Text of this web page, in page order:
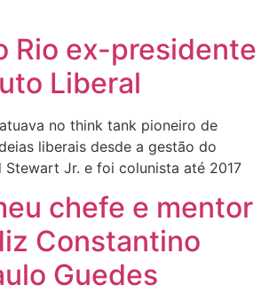
Rio ex-presidente
Liberal
no think tank pioneiro de
liberais desde a gestão do
Stewart Jr. e foi colunista até 2017
chefe e mentor
Constantino
Guedes